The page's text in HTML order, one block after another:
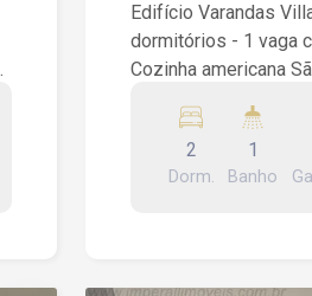
Edifício Varandas Villa
dormitórios - 1 vaga
Cozinha americana São 2 dormitórios
americana com
ambientes, varanda,
área de serviços.
2
Dorm.
1
Banho